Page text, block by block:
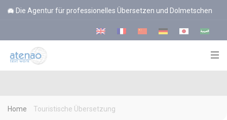
Die Agentur für professionelles Übersetzen und Dolmetschen
Home Touristische Übersetzung
Cookie-Einstellungen